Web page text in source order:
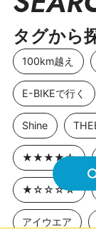
タグから
100km越え
E-BIKEで行く
Shine
★★★★☆
★☆☆☆☆
アイウエア